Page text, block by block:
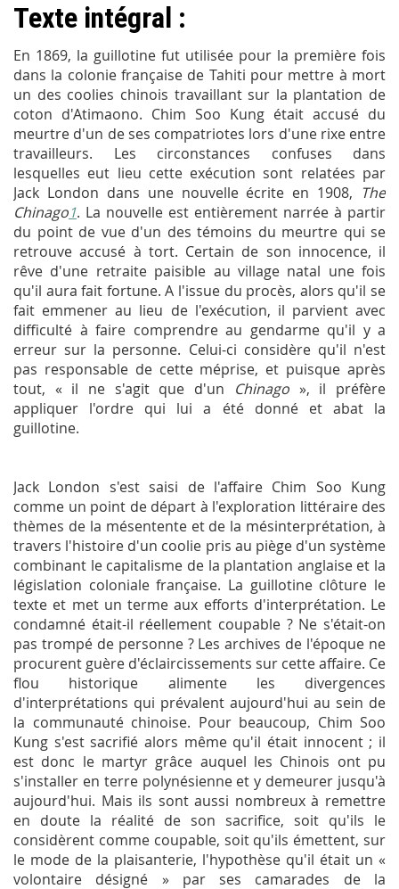
Texte intégral :
En 1869, la guillotine fut utilisée pour la première fois
dans la colonie française de Tahiti pour mettre à mort
un des coolies chinois travaillant sur la plantation de
coton d'Atimaono. Chim Soo Kung était accusé du
meurtre d'un de ses compatriotes lors d'une rixe entre
travailleurs. Les circonstances confuses dans
lesquelles eut lieu cette exécution sont relatées par
Jack London dans une nouvelle écrite en 1908, The
Chinago1. La nouvelle est entièrement narrée à partir
du point de vue d'un des témoins du meurtre qui se
retrouve accusé à tort. Certain de son innocence, il
rêve d'une retraite paisible au village natal une fois
qu'il aura fait fortune. A l'issue du procès, alors qu'il se
fait emmener au lieu de l'exécution, il parvient avec
difficulté à faire comprendre au gendarme qu'il y a
erreur sur la personne. Celui-ci considère qu'il n'est
pas responsable de cette méprise, et puisque après
tout, « il ne s'agit que d'un Chinago», il préfère
appliquer l'ordre qui lui a été donné et abat la
guillotine.
Jack London s'est saisi de l'affaire Chim Soo Kung
comme un point de départ à l'exploration littéraire des
thèmes de la mésentente et de la mésinterprétation, à
travers l'histoire d'un coolie pris au piège d'un système
combinant le capitalisme de la plantation anglaise et la
législation coloniale française. La guillotine clôture le
texte et met un terme aux efforts d'interprétation. Le
condamné était-il réellement coupable ? Ne s'était-on
pas trompé de personne ? Les archives de l'époque ne
procurent guère d'éclaircissements sur cette affaire. Ce
flou historique alimente les divergences
d'interprétations qui prévalent aujourd'hui au sein de
la communauté chinoise. Pour beaucoup, Chim Soo
Kung s'est sacrifié alors même qu'il était innocent ; il
est donc le martyr grâce auquel les Chinois ont pu
s'installer en terre polynésienne et y demeurer jusqu'à
aujourd'hui. Mais ils sont aussi nombreux à remettre
en doute la réalité de son sacrifice, soit qu'ils le
considèrent comme coupable, soit qu'ils émettent, sur
le mode de la plaisanterie, l'hypothèse qu'il était un «
volontaire désigné » par ses camarades de la